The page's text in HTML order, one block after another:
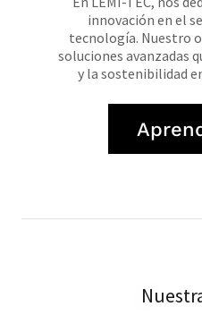
innovación en el
tecnología. Nuestro
soluciones avanzadas
y la sostenibilidad